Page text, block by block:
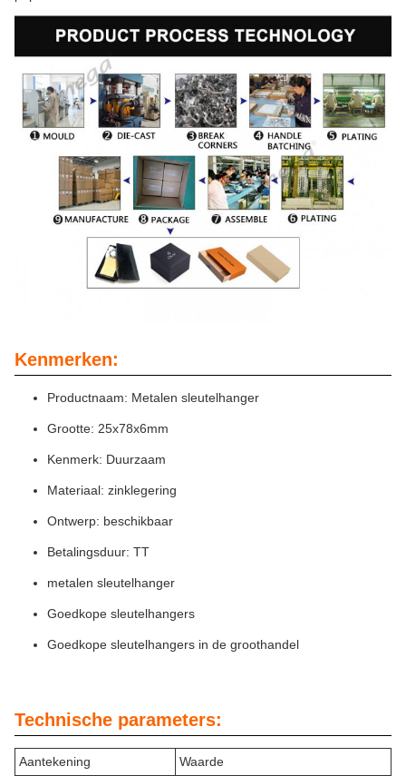
Kenmerken:
Productnaam: Metalen sleutelhanger
Grootte: 25x78x6mm
Kenmerk: Duurzaam
Materiaal: zinklegering
Ontwerp: beschikbaar
Betalingsduur: TT
metalen sleutelhanger
Goedkope sleutelhangers
Goedkope sleutelhangers in de groothandel
Technische parameters:
Aantekening
Waarde